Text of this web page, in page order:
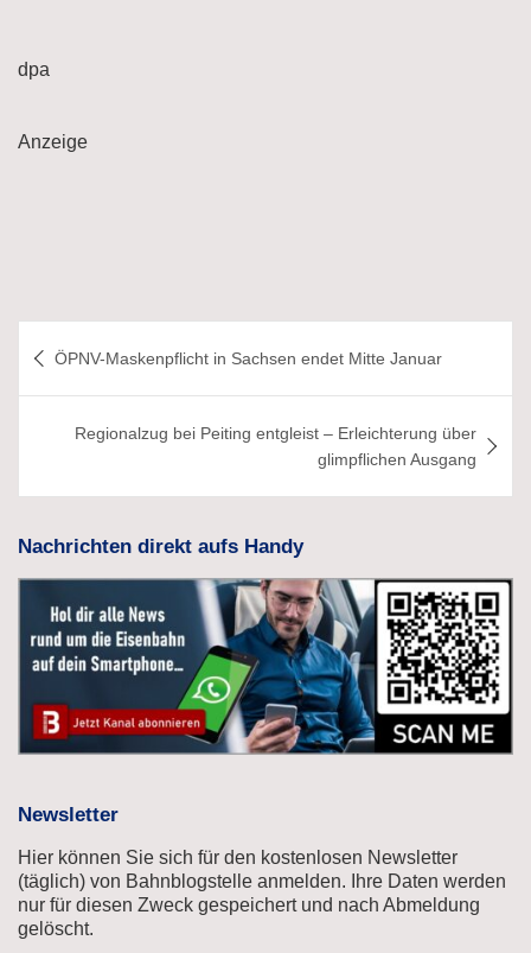
dpa
Anzeige
ÖPNV-Maskenpflicht in Sachsen endet Mitte Januar
Regionalzug bei Peiting entgleist – Erleichterung über
glimpflichen Ausgang
Nachrichten direkt aufs Handy
Newsletter
Hier können Sie sich für den kostenlosen Newsletter
(täglich) von Bahnblogstelle anmelden. Ihre Daten werden
nur für diesen Zweck gespeichert und nach Abmeldung
gelöscht.